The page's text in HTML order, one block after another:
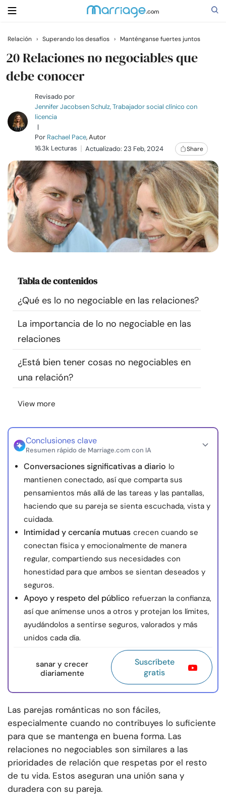
Buscar
Casarse
Relaciones
Familia
Ayuda
Cursos
Recursos
Encuentra un terapeuta
Idioma
Sobre nosotros Contáctanos Escríbenos
Publicidad con
nosotros
Relación › Superando los desafíos › Manténganse fuertes juntos
20 Relaciones no negociables que
debe conocer
Revisado por
Jennifer Jacobsen Schulz, Trabajador social clínico con
licencia
|
Por Rachael Pace, Autor
16.3k Lecturas
Actualizado: 23 Feb, 2024 Share
Tabla de contenidos
¿Qué es lo no negociable en las relaciones?
La importancia de lo no negociable en las
relaciones
¿Está bien tener cosas no negociables en
una relación?
View more
Conclusiones clave
Resumen rápido de Marriage.com con IA
Conversaciones significativas a diario lo
mantienen conectado, así que comparta sus
pensamientos más allá de las tareas y las pantallas,
haciendo que su pareja se sienta escuchada, vista y
cuidada.
Intimidad y cercanía mutuas crecen cuando se
conectan física y emocionalmente de manera
regular, compartiendo sus necesidades con
honestidad para que ambos se sientan deseados y
seguros.
Apoyo y respeto del público refuerzan la confianza,
así que anímense unos a otros y protejan los límites,
ayudándolos a sentirse seguros, valorados y más
unidos cada día.
sanar y crecer
diariamente
Suscríbete
gratis
Las parejas románticas no son fáciles,
especialmente cuando no contribuyes lo suficiente
para que se mantenga en buena forma. Las
relaciones no negociables son similares a las
prioridades de relación que respetas por el resto
de tu vida. Estos aseguran una unión sana y
duradera con su pareja.